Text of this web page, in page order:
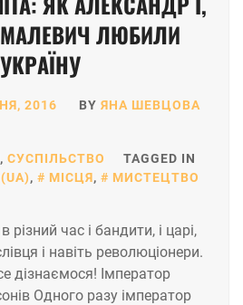
ЛЮБИЛИ
УКРАЇНУ
2016 BY ЯНА ШЕВЦОВА
, СУСПІЛЬСТВО
TAGGED IN
, МІСЦЯ, МИСТЕЦТВО
різний час і бандити, і царі,
і навіть революціонери.
дізнаємося! Імператор
Одного разу імператор